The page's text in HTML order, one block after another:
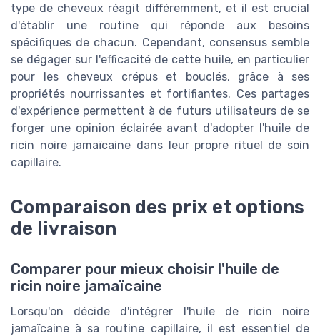
type de cheveux réagit différemment, et il est crucial
d'établir une routine qui réponde aux besoins
spécifiques de chacun. Cependant, consensus semble
se dégager sur l'efficacité de cette huile, en particulier
pour les cheveux crépus et bouclés, grâce à ses
propriétés nourrissantes et fortifiantes. Ces partages
d'expérience permettent à de futurs utilisateurs de se
forger une opinion éclairée avant d'adopter l'huile de
ricin noire jamaïcaine dans leur propre rituel de soin
capillaire.
Comparaison des prix et options
de livraison
Comparer pour mieux choisir l'huile de
ricin noire jamaïcaine
Lorsqu'on décide d'intégrer l'huile de ricin noire
jamaïcaine à sa routine capillaire, il est essentiel de